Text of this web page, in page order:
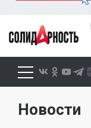
Новости